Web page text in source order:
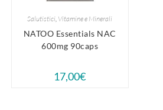
Salutistici, Vitamine e Minerali
NATOO Essentials NAC
600mg 90caps
17,00€